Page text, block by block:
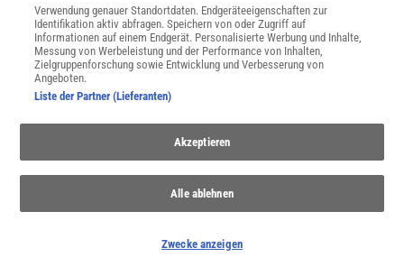
WEITERE ANGEBOTE
Angebote für Schulen
Angebote für Institutionen
Sprachen lernen mit Gymglish
Lexika
Für Spektrum schreiben
Zugänglichkeitserklärung
KielSCN
Wissenschaft in die Schulen
SciLogs
Verwendung genauer Standortdaten. Endgeräteeigenschaften zur
Identifikation aktiv abfragen. Speichern von oder Zugriff auf
Informationen auf einem Endgerät. Personalisierte Werbung und Inhalte,
Messung von Werbeleistung und der Performance von Inhalten,
Zielgruppenforschung sowie Entwicklung und Verbesserung von
Angeboten.
Liste der Partner (Lieferanten)
Akzeptieren
Alle ablehnen
Zwecke anzeigen